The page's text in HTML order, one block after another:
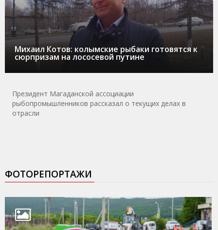
Михаил Котов: колымские рыбаки готовятся к
сюрпризам на лососевой путине
Президент Магаданской ассоциации
рыбопромышленников рассказал о текущих делах в
отрасли
ФОТОРЕПОРТАЖИ